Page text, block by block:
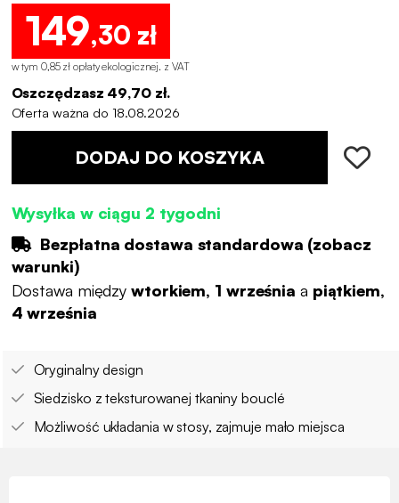
149,30 zł
w tym 0,85 zł opłaty ekologicznej. z VAT
Oszczędzasz 49,70 zł.
Oferta ważna do 18.08.2026
DODAJ DO KOSZYKA
Wysyłka w ciągu 2 tygodni
Bezpłatna dostawa standardowa (zobacz
warunki)
Dostawa między wtorkiem, 1 września a piątkiem,
4 września
Oryginalny design
Siedzisko z teksturowanej tkaniny bouclé
Możliwość układania w stosy, zajmuje mało miejsca